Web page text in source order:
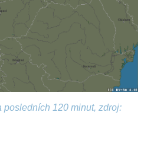
120 minut, zdroj: